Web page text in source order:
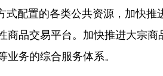
配置的各类公共资源，加快
品交易平台。加快推进大宗
务的综合服务体系。